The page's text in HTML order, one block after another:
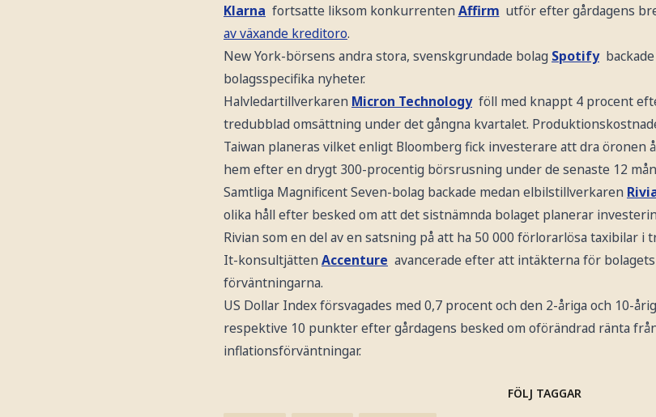
Klarna fortsatte liksom konkurrenten Affirm utför efter gårdagens
av växande kreditoro.
New York-börsens andra stora, svenskgrundade bolag Spotify
bolagsspecifika nyheter.
Halvledartillverkaren Micron Technology föll med knappt 4 procent
tredubblad omsättning under det gångna kvartalet.
Taiwan planeras vilket enligt Bloomberg fick investerare att dra öronen
hem efter en drygt 300-procentig börsrusning under de senaste 12
Samtliga Magnificent Seven-bolag backade medan elbilstillverkaren
olika håll efter besked om att det sistnämnda bolaget planerar
Rivian som en del av en satsning på att ha 50 000 förlorarlösa taxibilar i
It-konsultjätten Accenture avancerade efter att intäkterna för
förväntningarna.
US Dollar Index försvagades med 0,7 procent och den 2-åriga och 10-
respektive 10 punkter efter gårdagens besked om oförändrad ränta
inflationsförväntningar.
FÖLJ TAGGAR